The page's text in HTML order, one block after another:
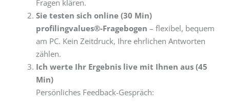
Fragen klären.
Sie testen sich online (30 Min)
profilingvalues®-Fragebogen – flexibel, bequem
am PC. Kein Zeitdruck, Ihre ehrlichen Antworten
zählen.
Ich werte Ihr Ergebnis live mit Ihnen aus (45
Min)
Persönliches Feedback-Gespräch: